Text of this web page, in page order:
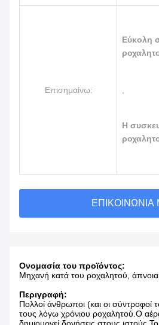
Επισημαίνω:
Εύκολη
Η
Ονομασία του προϊόντος:
Μηχανή κατά του ροχαλητού,
Περιγραφή:
Πολλοί άνθρωποι (και οι σύντροφοί
τους λόγω χρόνιου ροχαλητού.Ο